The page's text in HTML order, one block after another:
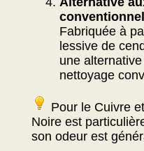
Fabriquée à
lessive de
une
nettoyage
Pour le Cuivre
Noire est
son odeur est